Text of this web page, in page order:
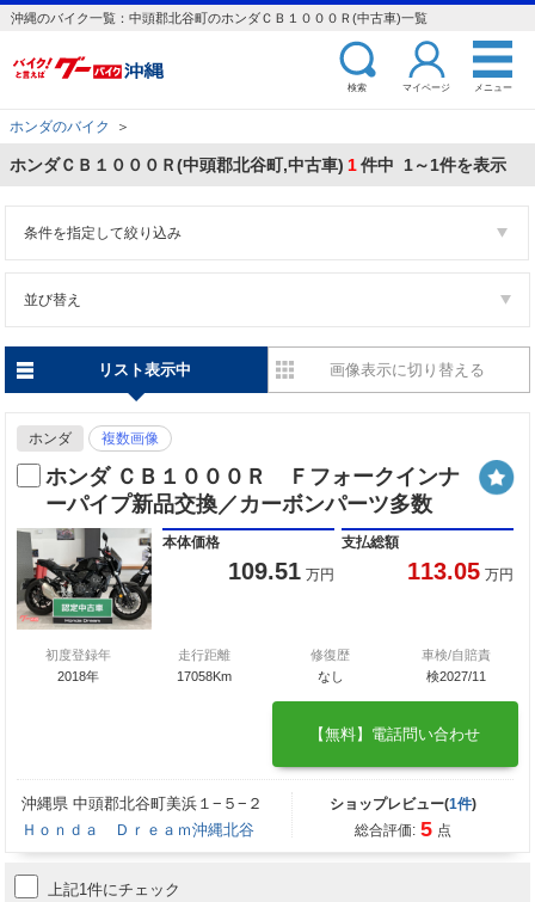
沖縄のバイク一覧：中頭郡北谷町のホンダＣＢ１０００Ｒ(中古車)一覧
検索 マイページ メニュー
ホンダのバイク ＞
ホンダＣＢ１０００Ｒ(中頭郡北谷町,中古車) 1件中 1～1件を表示
条件を指定して絞り込み
並び替え
リスト表示中 画像表示に切り替える
ホンダ 複数画像
ホンダ ＣＢ１０００Ｒ Ｆフォークインナ
ーパイプ新品交換／カーボンパーツ多数
本体価格
109.51 万円
支払総額
113.05 万円
初度登録年
2018年
走行距離
17058Km
修復歴
なし
車検/自賠責
検2027/11
【無料】電話問い合わせ
沖縄県 中頭郡北谷町美浜１−５−２
Ｈｏｎｄａ Ｄｒｅａｍ沖縄北谷
ショップレビュー(1件)
総合評価: 5 点
上記1件にチェック